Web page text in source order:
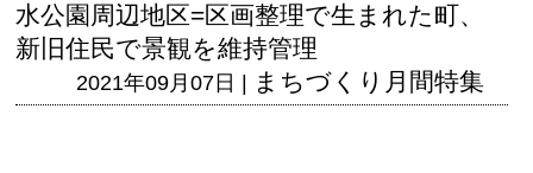
水公園周辺地区=区画整理で生まれた町、
新旧住民で景観を維持管理
2021年09月07日 | まちづくり月間特集